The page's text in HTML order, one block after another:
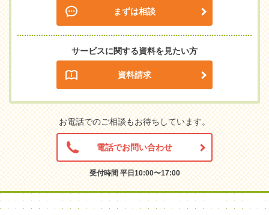
まずは相談
サービスに関する資料を見たい方
資料請求
お電話でのご相談もお待ちしています。
電話でお問い合わせ
受付時間 平日10:00〜17:00